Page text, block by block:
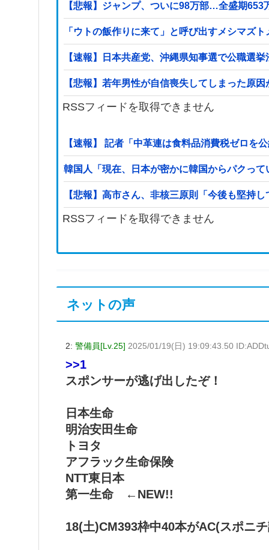
【悲報】ジャンプ、ついに98万部…全盛期653
「ウトの飯作りに来て」と呼び出すメシマズ
【速報】日本共産党、沖縄県知事選で公職選
【悲報】若年男性が自信喪失してしまった
RSSフィードを取得できません
【速報】 記者「中革連は食料品消費税ゼロ
韓国人「現在、日本が密かに韓国からパクっ
【悲報】高市さん、非核三原則「今後も堅持
RSSフィードを取得できません
ネットの声
2: 警備員[Lv.25] 2025/01/19(日) 19:09:43.50
>>1
スポンサーが逃げ出したぞ！
日本生命
明治安田生命
トヨタ
アフラック生命保険
NTT東日本
第一生命 ←NEW!!
18(土)CM393枠中40本がAC(スポニ